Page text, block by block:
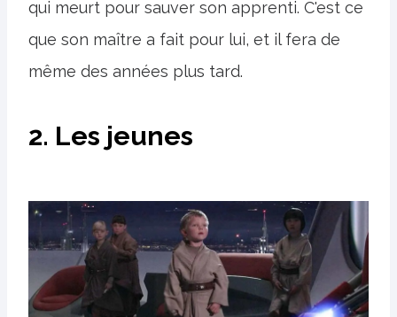
qui meurt pour sauver son apprenti. C'est ce
que son maître a fait pour lui, et il fera de
même des années plus tard.
2. Les jeunes